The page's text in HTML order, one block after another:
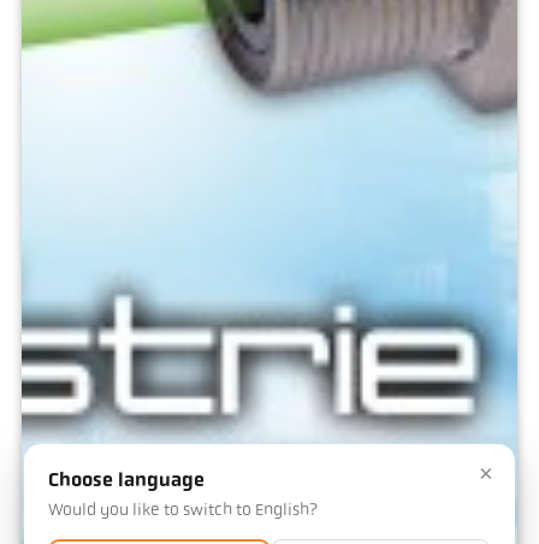
×
Choose language
Would you like to switch to English?